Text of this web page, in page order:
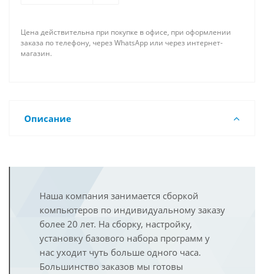
Цена действительна при покупке в офисе, при оформлении
заказа по телефону, через WhatsApp или через интернет-
магазин.
Описание
Наша компания занимается сборкой
компьютеров по индивидуальному заказу
более 20 лет. На сборку, настройку,
установку базового набора программ у
нас уходит чуть больше одного часа.
Большинство заказов мы готовы